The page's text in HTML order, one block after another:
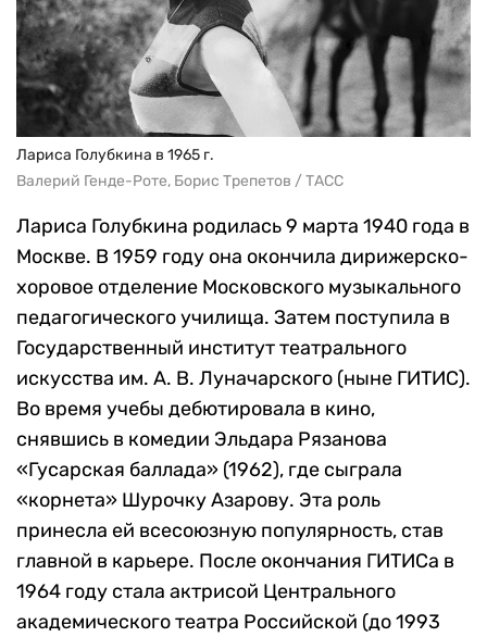
Лариса Голубкина в 1965 г.
Валерий Генде-Роте, Борис Трепетов / ТАСС
Лариса Голубкина родилась 9 марта 1940 года в
Москве. В 1959 году она окончила дирижерско-
хоровое отделение Московского музыкального
педагогического училища. Затем поступила в
Государственный институт театрального
искусства им. А. В. Луначарского (ныне ГИТИС).
Во время учебы дебютировала в кино,
снявшись в комедии Эльдара Рязанова
«Гусарская баллада» (1962), где сыграла
«корнета» Шурочку Азарову. Эта роль
принесла ей всесоюзную популярность, став
главной в карьере. После окончания ГИТИСа в
1964 году стала актрисой Центрального
академического театра Российской (до 1993